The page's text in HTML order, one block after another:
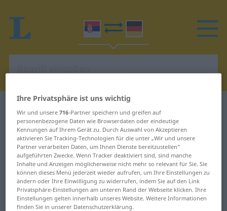
Serbisch-Deutsches
Wörterbuch
Ganz einfach Serbisch lernen
Ihre Privatsphäre ist uns wichtig
Wir und unsere716-Partner speichern und greifen auf
personenbezogene Daten wie Browserdaten oder eindeutige
Kennungen auf Ihrem Gerät zu. Durch Auswahl von Akzeptieren
aktivieren Sie Tracking-Technologien für die unter „Wir und unsere
Partner verarbeiten Daten, um Ihnen Dienste bereitzustellen“
aufgeführten Zwecke. Wenn Tracker deaktiviert sind, sind manche
Inhalte und Anzeigen möglicherweise nicht mehr so relevant für Sie. Sie
können dieses Menü jederzeit wieder aufrufen, um Ihre Einstellungen zu
ändern oder Ihre Einwilligung zu widerrufen, indem Sie auf den Link
Privatsphäre-Einstellungen am unteren Rand der Webseite klicken. Ihre
Einstellungen gelten innerhalb unseres Website. Weitere Informationen
finden Sie in unserer Datenschutzerklärung.